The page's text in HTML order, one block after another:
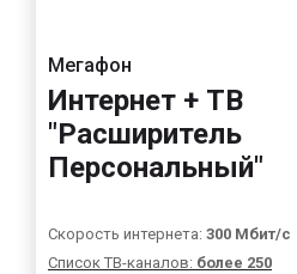
Мегафон
Интернет + ТВ
"Расширитель
Персональный"
Скорость интернета: 300 Мбит/с
Список ТВ-каналов: более 250